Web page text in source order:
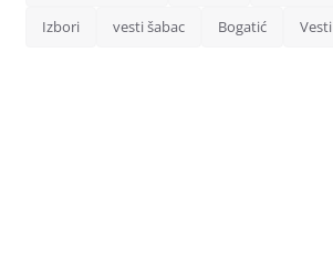
Izbori vesti šabac Bogatić Vesti